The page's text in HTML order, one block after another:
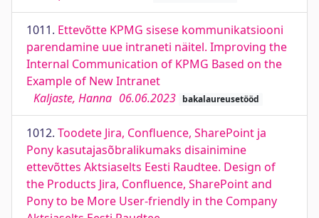
1011. Ettevõtte KPMG sisese kommunikatsiooni
parendamine uue intraneti näitel. Improving the
Internal Communication of KPMG Based on the
Example of New Intranet
Kaljaste, Hanna 06.06.2023 bakalaureusetööd
1012. Toodete Jira, Confluence, SharePoint ja
Pony kasutajasõbralikumaks disainimine
ettevõttes Aktsiaselts Eesti Raudtee. Design of
the Products Jira, Confluence, SharePoint and
Pony to be More User-friendly in the Company